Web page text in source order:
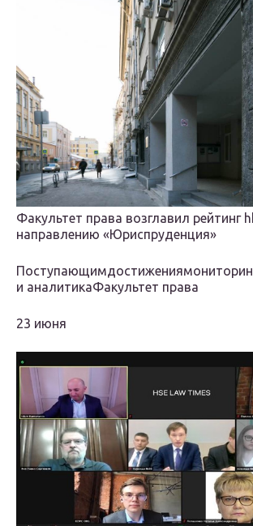
Факультет права возглавил рейтинг
направлению «Юриспруденция»
и аналитикаФакультет права
23 июня